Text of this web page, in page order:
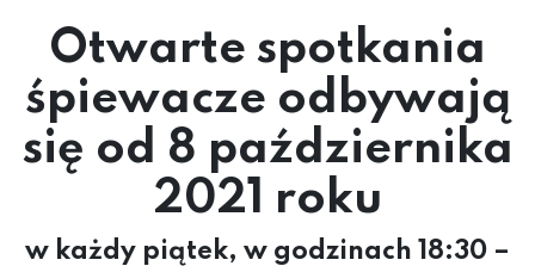
Otwarte spotkania
śpiewacze odbywają
się od 8 października
2021 roku
w każdy piątek, w godzinach 18:30 –